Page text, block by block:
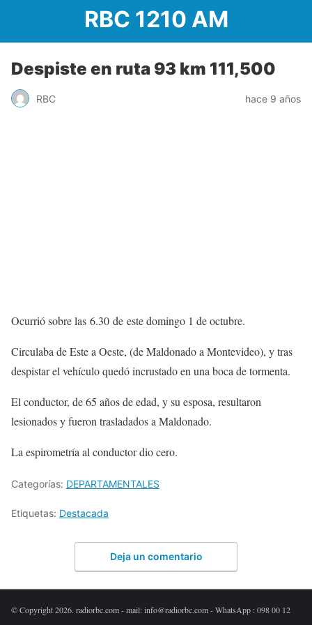
RBC 1210 AM
Despiste en ruta 93 km 111,500
RBC hace 9 años
Ocurrió sobre las 6.30 de este domingo 1 de octubre.
Circulaba de Este a Oeste, (de Maldonado a Montevideo), y tras
despistar el vehículo quedó incrustado en una boca de tormenta.
El conductor, de 65 años de edad, y su esposa, resultaron
lesionados y fueron trasladados a Maldonado.
La espirometría al conductor dio cero.
Categorías: DEPARTAMENTALES
Etiquetas: Destacada
Deja un comentario
© Copyright 2026. radiorbc.com - mail: info@radiorbc.com - WhatsApp : 098 00 12